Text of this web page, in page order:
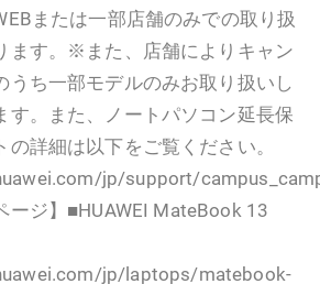
または一部店舗のみでの取り扱
ます。※また、店舗によりキャン
うち一部モデルのみお取り扱いし
す。また、ノートパソコン延長保
詳細は以下をご覧ください。
jp/support/
ージ】■HUAWEI MateBook 13
jp/laptops/matebook-